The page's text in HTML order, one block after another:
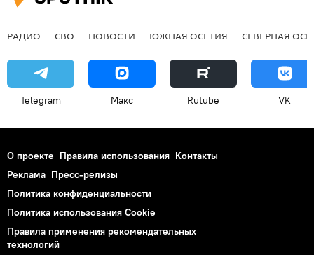
РАДИО СВО НОВОСТИ ЮЖНАЯ ОСЕТИЯ СЕВЕРНАЯ
Telegram Макс Rutube VK
О проекте Правила использования Контакты
Реклама Пресс-релизы
Политика конфиденциальности
Политика использования Cookie
Правила применения рекомендательных
технологий